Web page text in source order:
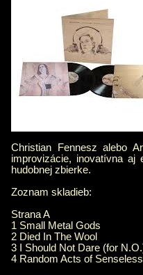
Christian Fennesz alebo
improvizácie, inovatívna
hudobnej zbierke.
Zoznam skladieb:
Strana A
1 Small Metal Gods
2 Died In The Wool
3 I Should Not Dare (for
4 Random Acts of